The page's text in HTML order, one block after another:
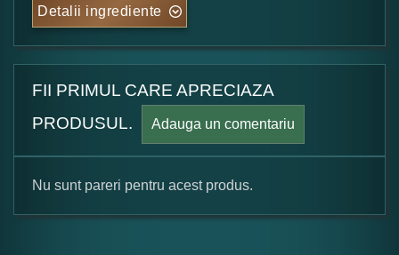
Detalii ingrediente
FII PRIMUL CARE APRECIAZA
PRODUSUL.
Adauga un comentariu
Formular pareri client
Nu sunt pareri pentru acest produs.